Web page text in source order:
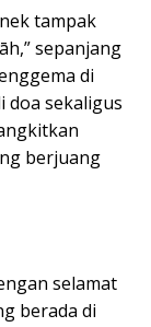
tampak
sepanjang
di
doa sekaligus
berjuang
selamat
berada di